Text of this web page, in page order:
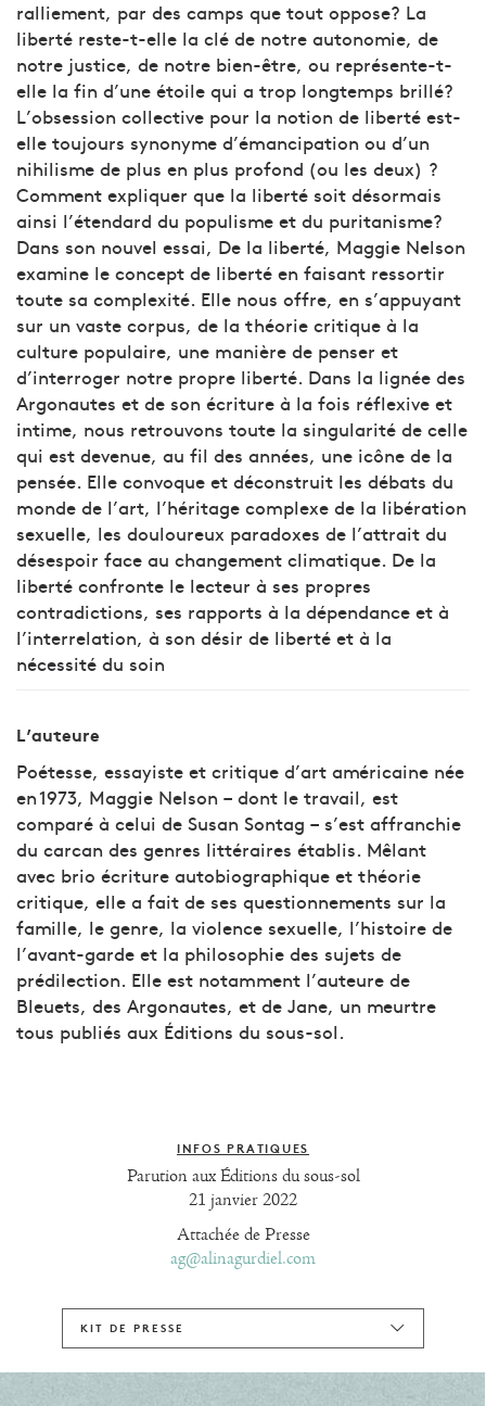
ralliement, par des camps que tout oppose? La
liberté reste-t-elle la clé de notre autonomie, de
notre justice, de notre bien-être, ou représente-t-
elle la fin d’une étoile qui a trop longtemps brillé?
L’obsession collective pour la notion de liberté est-
elle toujours synonyme d’émancipation ou d’un
nihilisme de plus en plus profond (ou les deux) ?
Comment expliquer que la liberté soit désormais
ainsi l’étendard du populisme et du puritanisme?
Dans son nouvel essai, De la liberté, Maggie Nelson
examine le concept de liberté en faisant ressortir
toute sa complexité. Elle nous offre, en s’appuyant
sur un vaste corpus, de la théorie critique à la
culture populaire, une manière de penser et
d’interroger notre propre liberté. Dans la lignée des
Argonautes et de son écriture à la fois réflexive et
intime, nous retrouvons toute la singularité de celle
qui est devenue, au fil des années, une icône de la
pensée. Elle convoque et déconstruit les débats du
monde de l’art, l’héritage complexe de la libération
sexuelle, les douloureux paradoxes de l’attrait du
désespoir face au changement climatique. De la
liberté confronte le lecteur à ses propres
contradictions, ses rapports à la dépendance et à
l’interrelation, à son désir de liberté et à la
nécessité du soin
L’auteure
Poétesse, essayiste et critique d’art américaine née
en 1973, Maggie Nelson – dont le travail, est
comparé à celui de Susan Sontag – s’est affranchie
du carcan des genres littéraires établis. Mêlant
avec brio écriture autobiographique et théorie
critique, elle a fait de ses questionnements sur la
famille, le genre, la violence sexuelle, l’histoire de
l’avant-garde et la philosophie des sujets de
prédilection. Elle est notamment l’auteure de
Bleuets, des Argonautes, et de Jane, un meurtre
tous publiés aux Éditions du sous-sol.
INFOS PRATIQUES
Parution aux Éditions du sous-sol
21 janvier 2022
Attachée de Presse
ag@alinagurdiel.com
KIT DE PRESSE